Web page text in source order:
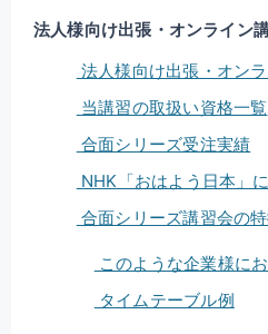
法人様向け出張・オンライン
法人様向け出張・オン
当講習の取扱い資格一覧
合面シリーズ受注実績
NHK「おはよう日本」
合面シリーズ講習会の
このような企業様に
タイムテーブル例